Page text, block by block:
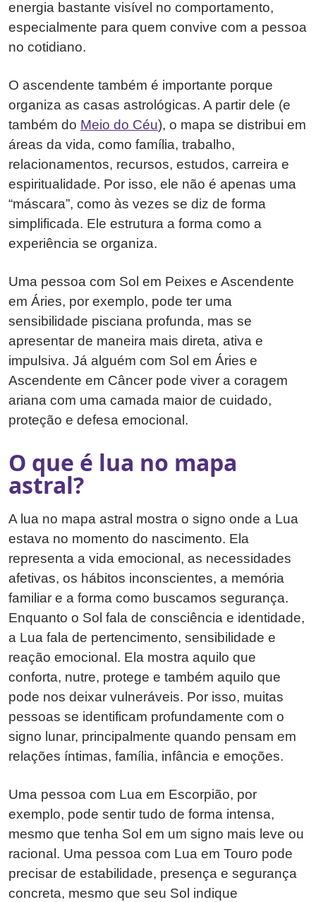
energia bastante visível no comportamento,
especialmente para quem convive com a pessoa
no cotidiano.
O ascendente também é importante porque
organiza as casas astrológicas. A partir dele (e
também do Meio do Céu), o mapa se distribui em
áreas da vida, como família, trabalho,
relacionamentos, recursos, estudos, carreira e
espiritualidade. Por isso, ele não é apenas uma
“máscara”, como às vezes se diz de forma
simplificada. Ele estrutura a forma como a
experiência se organiza.
Uma pessoa com Sol em Peixes e Ascendente
em Áries, por exemplo, pode ter uma
sensibilidade pisciana profunda, mas se
apresentar de maneira mais direta, ativa e
impulsiva. Já alguém com Sol em Áries e
Ascendente em Câncer pode viver a coragem
ariana com uma camada maior de cuidado,
proteção e defesa emocional.
O que é lua no mapa
astral?
A lua no mapa astral mostra o signo onde a Lua
estava no momento do nascimento. Ela
representa a vida emocional, as necessidades
afetivas, os hábitos inconscientes, a memória
familiar e a forma como buscamos segurança.
Enquanto o Sol fala de consciência e identidade,
a Lua fala de pertencimento, sensibilidade e
reação emocional. Ela mostra aquilo que
conforta, nutre, protege e também aquilo que
pode nos deixar vulneráveis. Por isso, muitas
pessoas se identificam profundamente com o
signo lunar, principalmente quando pensam em
relações íntimas, família, infância e emoções.
Uma pessoa com Lua em Escorpião, por
exemplo, pode sentir tudo de forma intensa,
mesmo que tenha Sol em um signo mais leve ou
racional. Uma pessoa com Lua em Touro pode
precisar de estabilidade, presença e segurança
concreta, mesmo que seu Sol indique